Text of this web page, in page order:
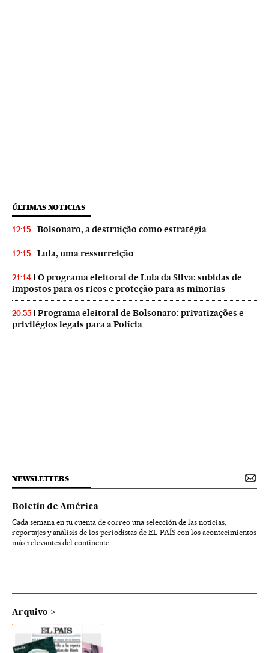
ÚLTIMAS NOTICIAS
12:15 Bolsonaro, a destruição como estratégia
12:15 Lula, uma ressurreição
21:14
O programa eleitoral de Lula da Silva: subidas de
impostos para os ricos e proteção para as minorias
20:55
Programa eleitoral de Bolsonaro: privatizações e
privilégios legais para a Polícia
NEWSLETTERS
Boletín de América
Cada semana en tu cuenta de correo una selección de las noticias,
reportajes y análisis de los periodistas de EL PAÍS con los acontecimientos
más relevantes del continente.
Arquivo